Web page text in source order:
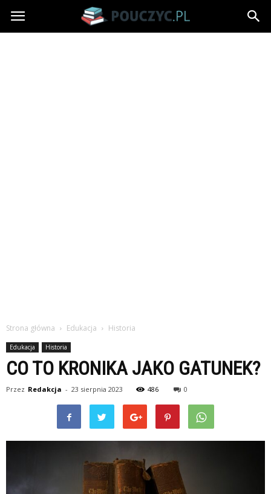
Pouczyc.pl
Strona główna Edukacja Historia
Edukacja Historia
CO TO KRONIKA JAKO GATUNEK?
Przez Redakcja - 23 sierpnia 2023 486 0